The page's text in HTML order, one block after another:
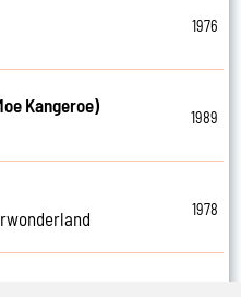
1976
Kangeroe)
1989
1978